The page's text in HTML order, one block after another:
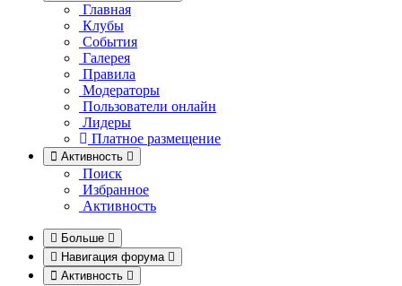
Главная
Клубы
События
Галерея
Правила
Модераторы
Пользователи онлайн
Лидеры
Платное размещение
Активность
Поиск
Избранное
Активность
Больше
Навигация форума
Активность